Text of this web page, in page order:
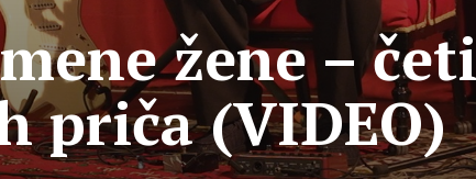
žene –
priča (VIDEO)